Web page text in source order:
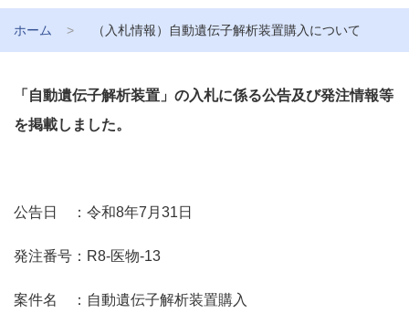
ホーム （入札情報）自動遺伝子解析装置購入について
「自動遺伝子解析装置」の入札に係る公告及び発注情報等
を掲載しました。
公告日 ：令和8年7月31日
発注番号：R8-医物-13
案件名 ：自動遺伝子解析装置購入